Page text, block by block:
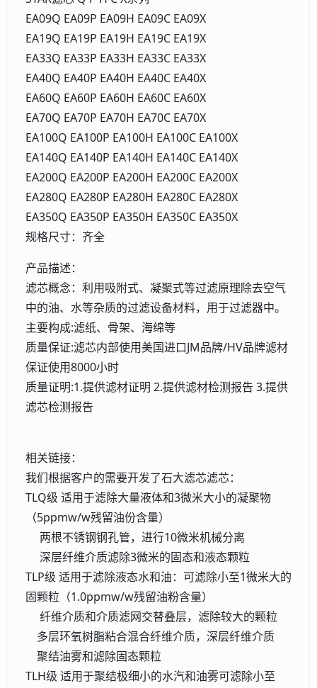
EA09Q EA09P EA09H EA09C EA09X
EA19Q EA19P EA19H EA19C EA19X
EA33Q EA33P EA33H EA33C EA33X
EA40Q EA40P EA40H EA40C EA40X
EA60Q EA60P EA60H EA60C EA60X
EA70Q EA70P EA70H EA70C EA70X
EA100Q EA100P EA100H EA100C EA100X
EA140Q EA140P EA140H EA140C EA140X
EA200Q EA200P EA200H EA200C EA200X
EA280Q EA280P EA280H EA280C EA280X
EA350Q EA350P EA350H EA350C EA350X
规格尺寸：齐全
产品描述：
滤芯概念：利用吸附式、凝聚式等过滤原理除去空气
中的油、水等杂质的过滤设备材料，用于过滤器中。
主要构成:滤纸、骨架、海绵等
质量保证:滤芯内部使用美国进口JM品牌/HV品牌滤材
保证使用8000小时
质量证明:1.提供滤材证明 2.提供滤材检测报告 3.提供
滤芯检测报告
相关链接：
我们根据客户的需要开发了石大滤芯滤芯：
TLQ级 适用于滤除大量液体和3微米大小的凝聚物
（5ppmw/w残留油份含量）
两根不锈钢钢孔管，进行10微米机械分离
深层纤维介质滤除3微米的固态和液态颗粒
TLP级 适用于滤除液态水和油：可滤除小至1微米大的
固颗粒（1.0ppmw/w残留油粉含量）
纤维介质和介质滤网交替叠层，滤除较大的颗粒
多层环氧树脂粘合混合纤维介质，深层纤维介质
聚结油雾和滤除固态颗粒
TLH级 适用于聚结极细小的水汽和油雾可滤除小至